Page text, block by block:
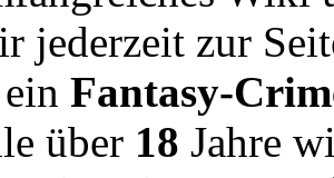
jederzeit zur
Fantasy-
über 18 Jahre